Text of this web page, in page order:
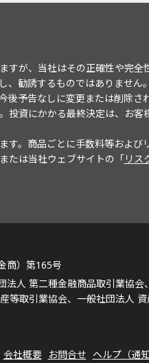
が、当社はその正確性や完全
勧誘するものではありません
予告なしに変更または削除さ
資にかかる最終決定は、お
。商品ごとに手数料等および
たは当社ウェブサイトの「リス
商）第165号
法人 第二種金融商品取引業協会
等取引業協会、一般社団法人
会社概要 お問合せ ヘルプ（通